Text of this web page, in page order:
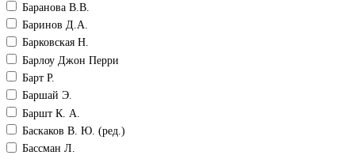
Баранова В.В.
Баринов Д.А.
Барковская Н.
Барлоу Джон Перри
Барт Р.
Баршай Э.
Баршт К. А.
Баскаков В. Ю. (ред.)
Бассман Л.